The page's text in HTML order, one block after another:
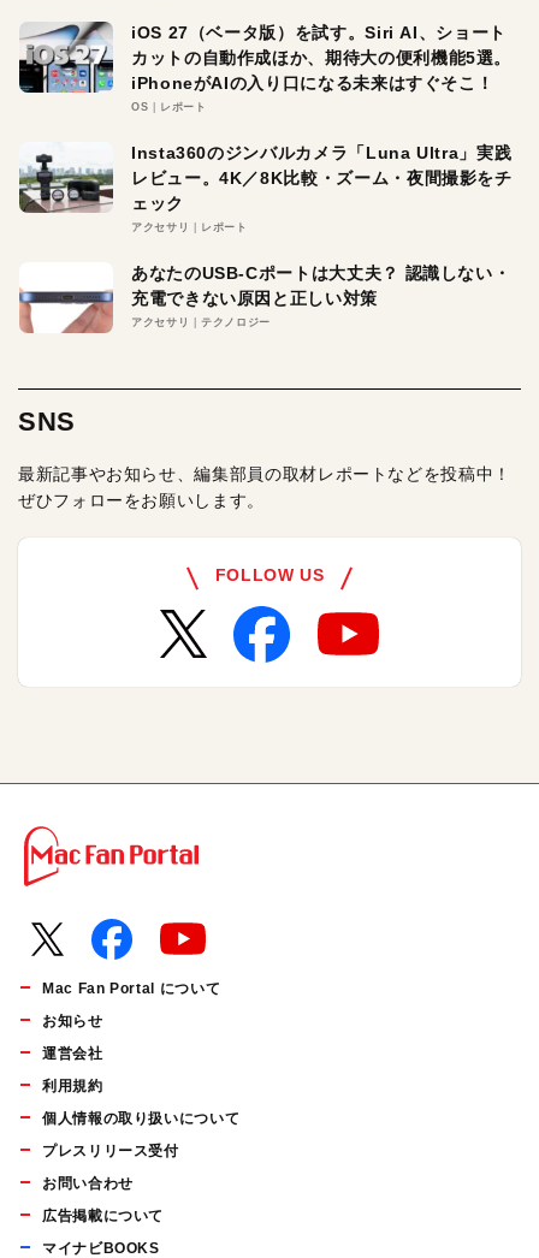
iOS 27（ベータ版）を試す。Siri AI、ショート
カットの自動作成ほか、期待大の便利機能5選。
iPhoneがAIの入り口になる未来はすぐそこ！
OS レポート
Insta360のジンバルカメラ「Luna Ultra」実践
レビュー。4K／8K比較・ズーム・夜間撮影をチ
ェック
アクセサリ レポート
あなたのUSB-Cポートは大丈夫？ 認識しない・
充電できない原因と正しい対策
アクセサリ テクノロジー
SNS
最新記事やお知らせ、編集部員の取材レポートなどを投稿中！
ぜひフォローをお願いします。
FOLLOW US
Mac Fan Portal について
お知らせ
運営会社
利用規約
個人情報の取り扱いについて
プレスリリース受付
お問い合わせ
広告掲載について
マイナビBOOKS